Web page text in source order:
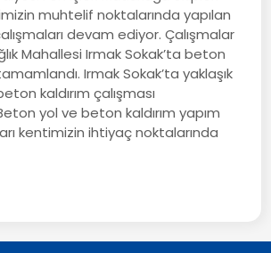
muhtelif noktalarında yapılan
devam ediyor. Çalışmalar
Mahallesi Irmak Sokak’ta beton
Irmak Sokak’ta yaklaşık
kaldırım çalışması
yol ve beton kaldırım yapım
kentimizin ihtiyaç noktalarında